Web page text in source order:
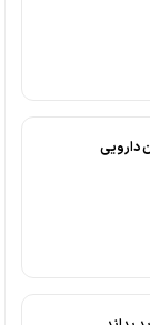
دارویی